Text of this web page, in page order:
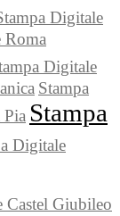
Digitale
Roma
Digitale
Stampa
Stampa
Digitale
Castel Giubileo